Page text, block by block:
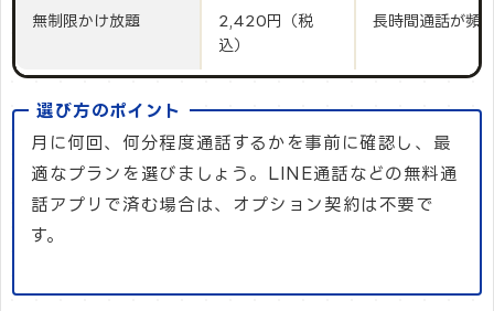
無制限かけ放題
2,420円（税
込）
長時間通話が頻
選び方のポイント
月に何回、何分程度通話するかを事前に確認し、最
適なプランを選びましょう。LINE通話などの無料通
話アプリで済む場合は、オプション契約は不要で
す。